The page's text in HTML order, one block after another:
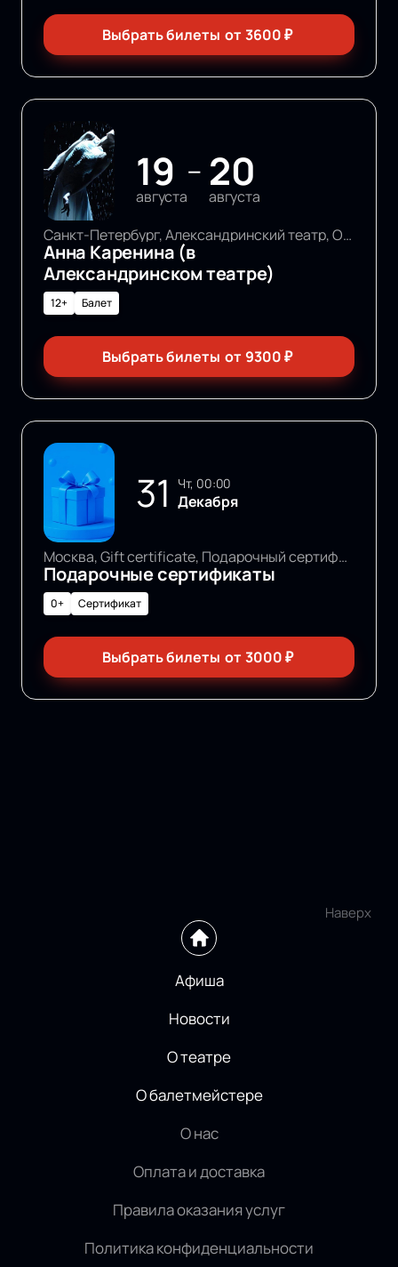
Выбрать билеты от3600₽
19
августа
— 20
августа
Санкт-Петербург, Александринский театр, Основная сцена
Анна Каренина (в
Александринском театре)
12+ Балет
Выбрать билеты от 9300₽
31 чт, 00:00
Декабря
Москва, Gift certificate, Подарочный сертификат
Подарочные сертификаты
0+ Сертификат
Выбрать билеты от 3000₽
Наверх
Афиша
Новости
О театре
О балетмейстере
О нас
Оплата и доставка
Правила оказания услуг
Политика конфиденциальности